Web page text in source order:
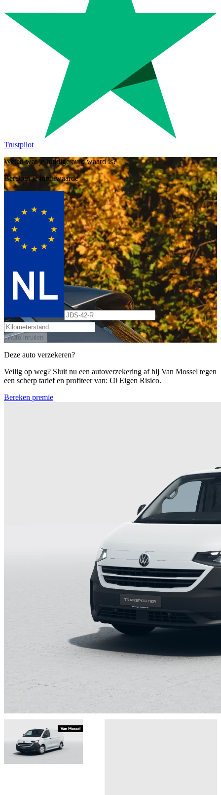
Trustpilot
Weten wat je huidige auto waard is?
Bereken je inruilwaarde
Auto inruilen
Deze auto verzekeren?
Veilig op weg? Sluit nu een autoverzekering af bij Van Mossel tegen
een scherp tarief en profiteer van: €0 Eigen Risico.
Bereken premie